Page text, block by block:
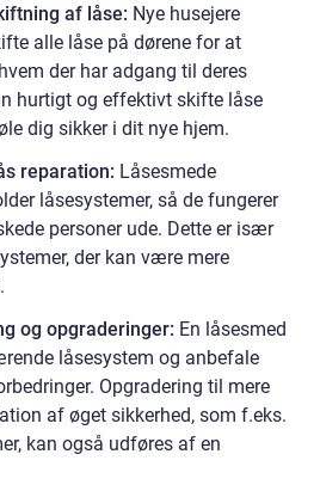
af låse: Nye husejere
alle låse på dørene for at
der har adgang til deres
hurtigt og effektivt skifte låse
dig sikker i dit nye hjem.
reparation: Låsesmede
låsesystemer, så de fungerer
personer ude. Dette er især
der kan være mere
og opgraderinger: En låsesmed
låsesystem og anbefale
Opgradering til mere
af øget sikkerhed, som f.eks.
kan også udføres af en